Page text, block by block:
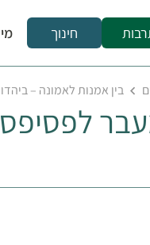
חינוך
בין אמנות לאמונה –